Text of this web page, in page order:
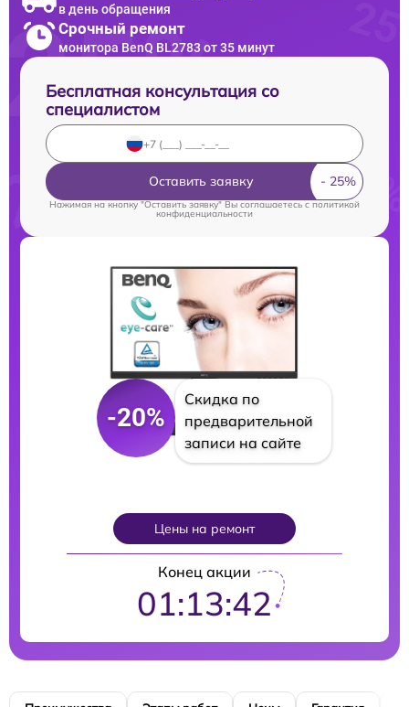
в день обращения
Срочный ремонт
монитора BenQ BL2783 от 35 минут
Бесплатная консультация со
специалистом
Оставить заявку
Нажимая на кнопку "Оставить заявку" Вы соглашаетесь cполитикой
конфиденциальности
-20%
Скидка по
предварительной
записи на сайте
Цены на ремонт
Конец акции
01:13:40